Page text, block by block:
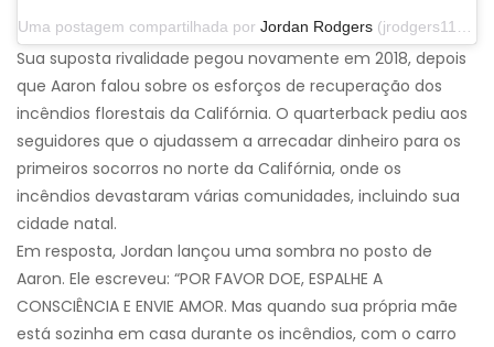
Uma postagem compartilhada por Jordan Rodgers (jrodgers11) em 29 de setembro de 2019 às 13h07 PDT
Sua suposta rivalidade pegou novamente em 2018, depois
que Aaron falou sobre os esforços de recuperação dos
incêndios florestais da Califórnia. O quarterback pediu aos
seguidores que o ajudassem a arrecadar dinheiro para os
primeiros socorros no norte da Califórnia, onde os
incêndios devastaram várias comunidades, incluindo sua
cidade natal.
Em resposta, Jordan lançou uma sombra no posto de
Aaron. Ele escreveu: “POR FAVOR DOE, ESPALHE A
CONSCIÊNCIA E ENVIE AMOR. Mas quando sua própria mãe
está sozinha em casa durante os incêndios, com o carro